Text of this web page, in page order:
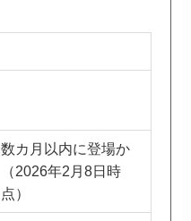
数カ月以内に登場か
（2026年2月8日時
点）